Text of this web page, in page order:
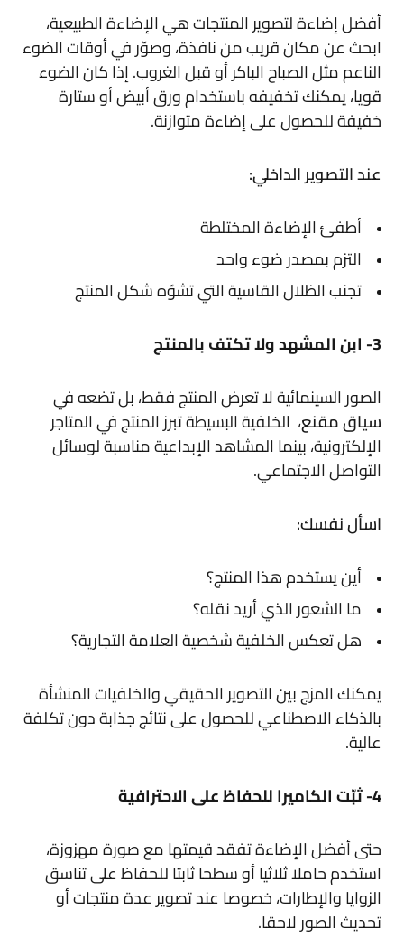
أفضل إضاءة لتصوير المنتجات هي الإضاءة الطبيعية،
ابحث عن مكان قريب من نافذة، وصوّر في أوقات الضوء
الناعم مثل الصباح الباكر أو قبل الغروب. إذا كان الضوء
قويا، يمكنك تخفيفه باستخدام ورق أبيض أو ستارة
خفيفة للحصول على إضاءة متوازنة.
عند التصوير الداخلي:
أطفئ الإضاءة المختلطة
التزم بمصدر ضوء واحد
تجنب الظلال القاسية التي تشوّه شكل المنتج
3- ابن المشهد ولا تكتف بالمنتج
الصور السينمائية لا تعرض المنتج فقط، بل تضعه في
سياق مقنع، الخلفية البسيطة تبرز المنتج في المتاجر
الإلكترونية، بينما المشاهد الإبداعية مناسبة لوسائل
التواصل الاجتماعي.
اسأل نفسك:
أين يستخدم هذا المنتج؟
ما الشعور الذي أريد نقله؟
هل تعكس الخلفية شخصية العلامة التجارية؟
يمكنك المزج بين التصوير الحقيقي والخلفيات المنشأة
بالذكاء الاصطناعي للحصول على نتائج جذابة دون تكلفة
عالية.
4- ثبّت الكاميرا للحفاظ على الاحترافية
حتى أفضل الإضاءة تفقد قيمتها مع صورة مهزوزة،
استخدم حاملا ثلاثيا أو سطحا ثابتا للحفاظ على تناسق
الزوايا والإطارات، خصوصا عند تصوير عدة منتجات أو
تحديث الصور لاحقا.